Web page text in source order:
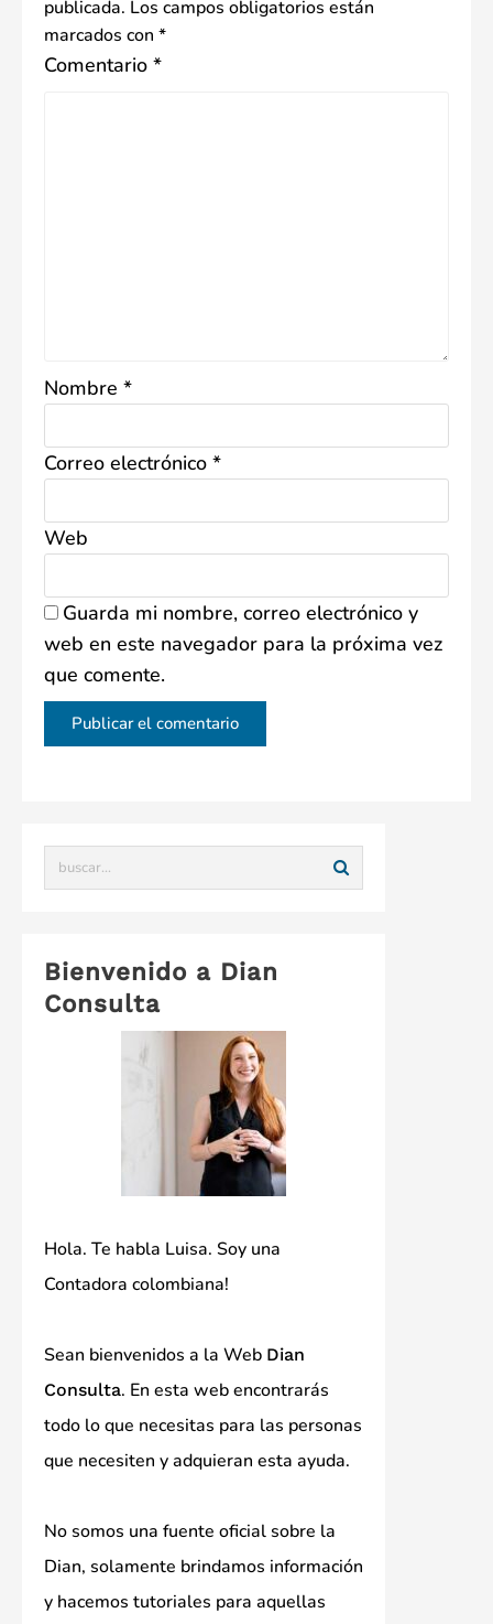
publicada. Los campos obligatorios están
marcados con *
Comentario *
Nombre *
Correo electrónico *
Web
Guarda mi nombre, correo electrónico y
web en este navegador para la próxima vez
que comente.
Bienvenido a Dian
Consulta
Hola. Te habla Luisa. Soy una
Contadora colombiana!
Sean bienvenidos a la Web Dian
Consulta. En esta web encontrarás
todo lo que necesitas para las personas
que necesiten y adquieran esta ayuda.
No somos una fuente oficial sobre la
Dian, solamente brindamos información
y hacemos tutoriales para aquellas